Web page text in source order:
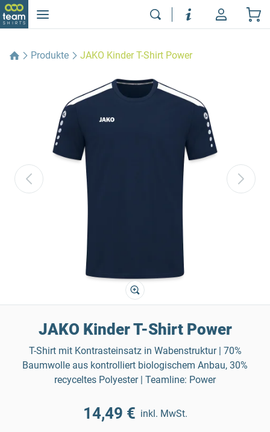
Produkte JAKO Kinder T-Shirt Power
JAKO Kinder T-Shirt Power
T-Shirt mit Kontrasteinsatz in Wabenstruktur | 70%
Baumwolle aus kontrolliert biologischem Anbau, 30%
recyceltes Polyester | Teamline: Power
14,49 € inkl. MwSt.